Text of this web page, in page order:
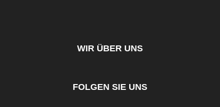
WIR ÜBER UNS
FOLGEN SIE UNS